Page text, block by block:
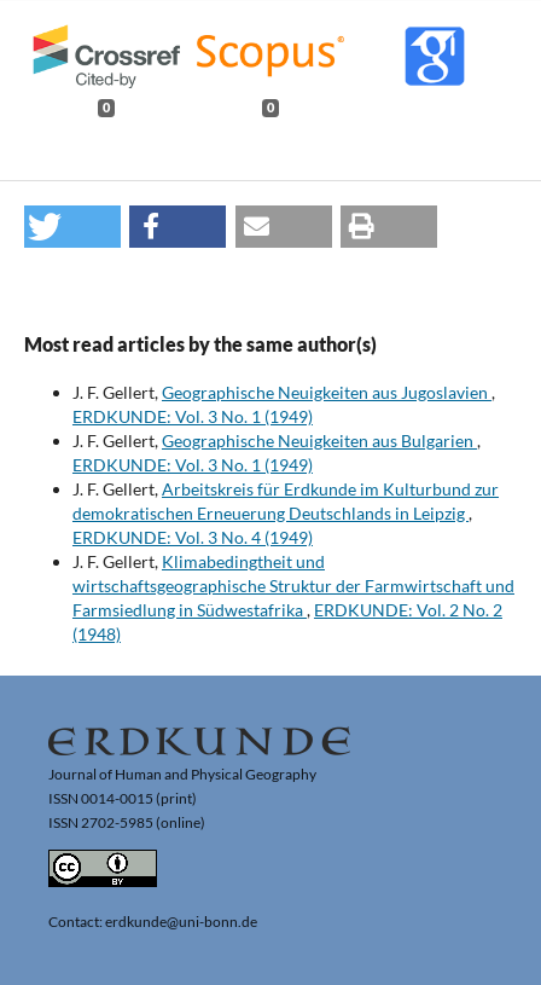
0 0
Most read articles by the same author(s)
J. F. Gellert,Geographische Neuigkeiten aus Jugoslavien ,
ERDKUNDE: Vol. 3 No. 1 (1949)
J. F. Gellert,Geographische Neuigkeiten aus Bulgarien ,
ERDKUNDE: Vol. 3 No. 1 (1949)
J. F. Gellert,Arbeitskreis für Erdkunde im Kulturbund zur
demokratischen Erneuerung Deutschlands in Leipzig,
ERDKUNDE: Vol. 3 No. 4 (1949)
J. F. Gellert, Klimabedingtheit und
wirtschaftsgeographische Struktur der Farmwirtschaft und
Farmsiedlung in Südwestafrika, ERDKUNDE: Vol. 2 No. 2
(1948)
Journal of Human and Physical Geography
ISSN 0014-0015 (print)
ISSN 2702-5985 (online)
Contact: erdkunde@uni-bonn.de